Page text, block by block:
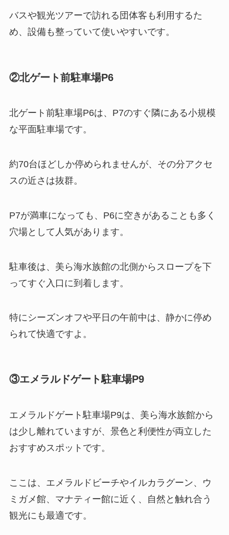
バスや観光ツアーで訪れる団体客も利用するた
め、設備も整っていて使いやすいです。
②北ゲート前駐車場P6
北ゲート前駐車場P6は、P7のすぐ隣にある小規模
な平面駐車場です。
約70台ほどしか停められませんが、その分アクセ
スの近さは抜群。
P7が満車になっても、P6に空きがあることも多く
穴場として人気があります。
駐車後は、美ら海水族館の北側からスロープを下
ってすぐ入口に到着します。
特にシーズンオフや平日の午前中は、静かに停め
られて快適ですよ。
③エメラルドゲート駐車場P9
エメラルドゲート駐車場P9は、美ら海水族館から
は少し離れていますが、景色と利便性が両立した
おすすめスポットです。
ここは、エメラルドビーチやイルカラグーン、ウ
ミガメ館、マナティー館に近く、自然と触れ合う
観光にも最適です。